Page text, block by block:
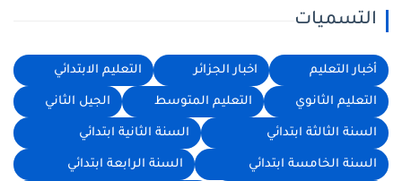
التسميات
أخبار التعليم اخبار الجزائر التعليم الابتدائي
التعليم الثانوي التعليم المتوسط الجيل الثاني
السنة الثالثة ابتدائي السنة الثانية ابتدائي
السنة الخامسة ابتدائي السنة الرابعة ابتدائي